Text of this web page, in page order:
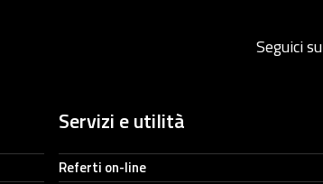
Seguici su
Servizi e utilità
Referti on-line